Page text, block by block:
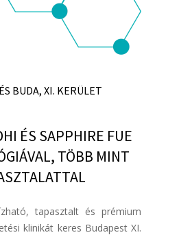
BUDA, XI. KERÜLET
ÉS SAPPHIRE FUE
TÖBB MINT
tapasztalt és prémium
klinikát keres Budapest XI.